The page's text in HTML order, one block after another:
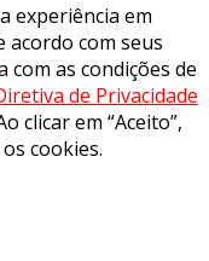
experiência em
acordo com seus
com as condições de
de Privacidade
clicar em “Aceito”,
cookies.